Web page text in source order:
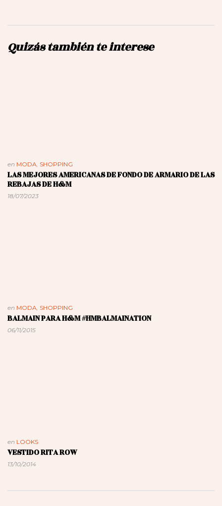
Quizás también te interese
en MODA, SHOPPING
LAS MEJORES AMERICANAS DE FONDO DE ARMARIO DE LAS
REBAJAS DE H&M
18/07/2023
en MODA, SHOPPING
BALMAIN PARA H&M #HMBALMAINATION
06/11/2015
en LOOKS
VESTIDO RITA ROW
13/10/2014